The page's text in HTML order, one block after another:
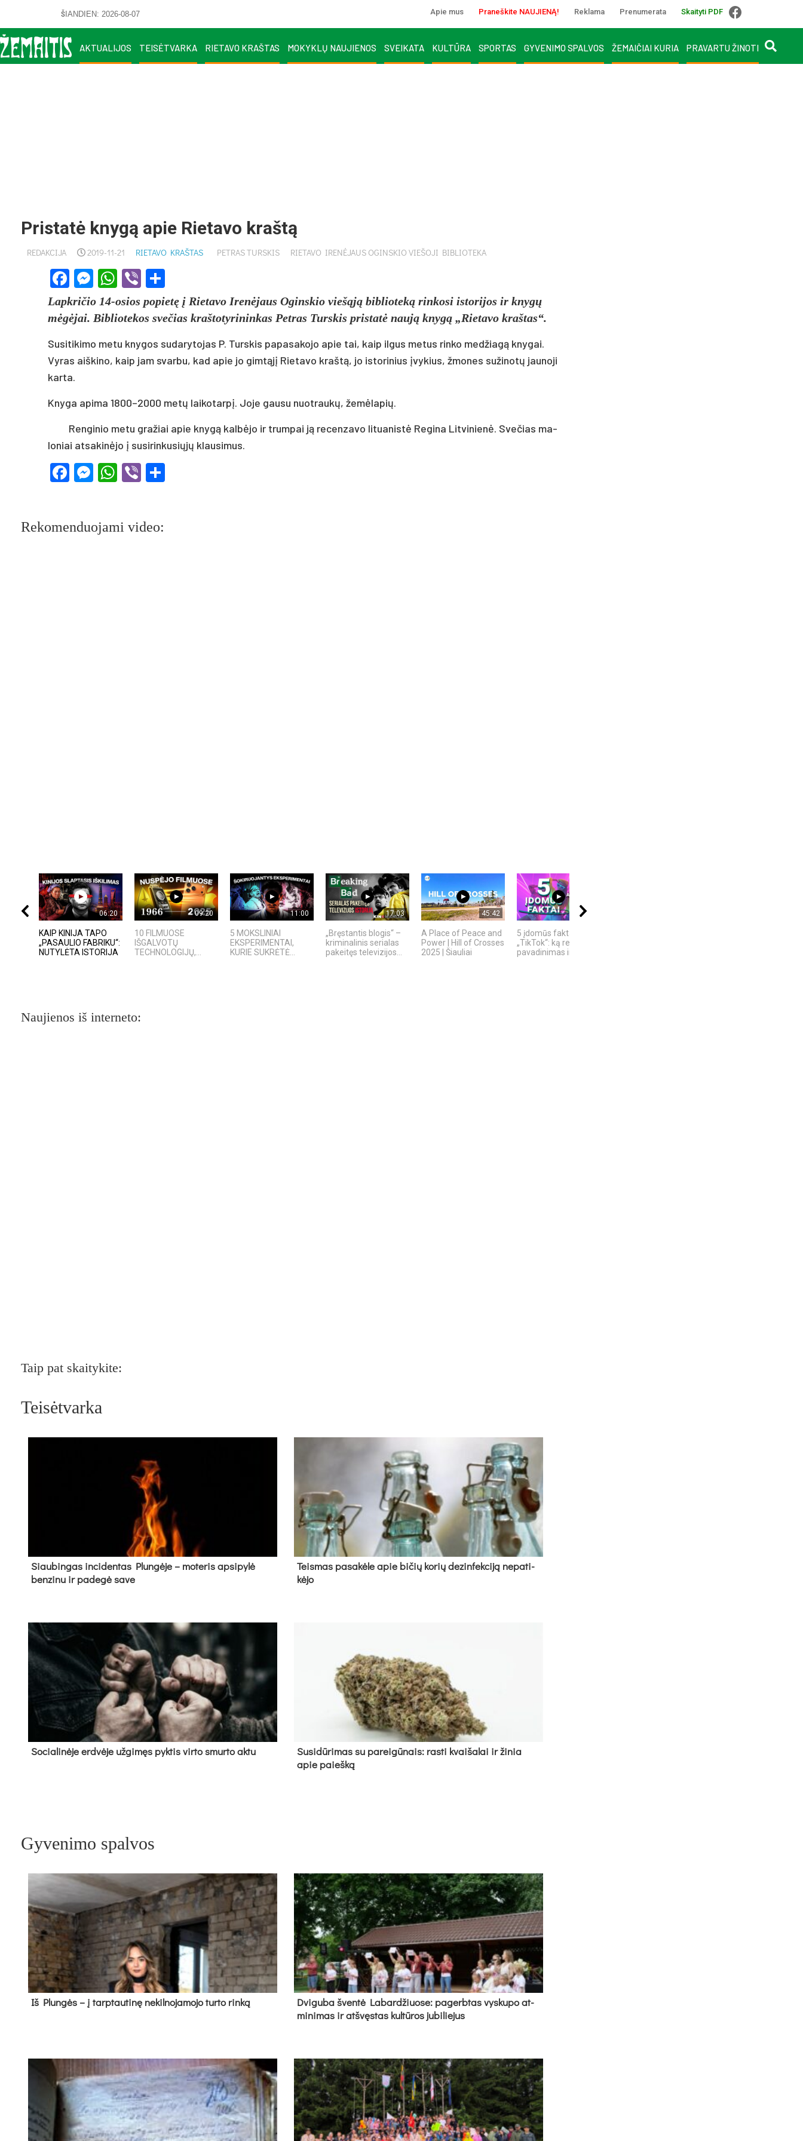
ŠIANDIEN: 2026-08-07 Apie mus Praneškite NAUJIENĄ! Reklama Prenumerata Skaityti PDF
AKTUALIJOS TEISĖTVARKA RIETAVO KRAŠTAS MOKYKLŲ NAUJIENOS SVEIKATA KULTŪRA SPORTAS GYVENIMO SPALVOS ŽEMAIČIAI KURIA PRAVARTU ŽINOTI
Pristatė knygą apie Rietavo kraštą
REDAKCIJA 2019-11-21 RIETAVO KRAŠTAS PETRAS TURSKIS RIETAVO IRENĖJAUS OGINSKIO VIEŠOJI BIBLIOTEKA
Facebook
Messenger
WhatsApp
Viber
Lapk­ri­čio 14-osios po­pie­tę į Rie­ta­vo Ire­nė­jaus Ogins­kio vie­šą­ją bib­lio­te­ką rin­ko­si is­to­ri­jos ir kny­gų
mė­gė­jai. Bib­lio­te­kos sve­čias kraš­to­ty­ri­nin­kas Pet­ras Turs­kis pri­sta­tė nau­ją kny­gą „Rie­ta­vo kraš­tas“.
Su­si­ti­ki­mo me­tu kny­gos su­da­ry­to­jas P. Turs­kis pa­pa­sa­ko­jo apie tai, kaip il­gus me­tus rin­ko me­džia­gą kny­gai.
Vy­ras aiš­ki­no, kaip jam svar­bu, kad apie jo gim­tą­jį Rie­ta­vo kraš­tą, jo is­to­ri­nius įvy­kius, žmo­nes su­ži­no­tų jau­no­ji
kar­ta.
Kny­ga api­ma 1800–2000 me­tų lai­ko­tar­pį. Jo­je gau­su nuo­trau­kų, že­mė­la­pių.
Ren­gi­nio me­tu gra­žiai apie kny­gą kal­bė­jo ir trum­pai ją re­cen­za­vo li­tua­nis­tė Re­gi­na Lit­vi­nie­nė. Sve­čias ma­
lo­niai at­sa­ki­nė­jo į su­si­rin­ku­sių­jų klau­si­mus.
Facebook
Messenger
WhatsApp
Viber
Rekomenduojami video:
06:20
KAIP KINIJA TAPO
„PASAULIO FABRIKU“:
NUTYLĖTA ISTORIJA
09:20
10 FILMUOSE
IŠGALVOTŲ
TECHNOLOGIJŲ,...
11:00
5 MOKSLINIAI
EKSPERIMENTAI,
KURIE SUKRĖTĖ...
17:03
„Bręstantis blogis“ –
kriminalinis serialas
pakeitęs televizijos...
45:42
A Place of Peace and
Power | Hill of Crosses
2025 | Šiauliai
04:13
5 įdomūs faktai apie
„TikTok“: ką reiškia
pavadinimas ir ne tik
Naujienos iš interneto:
Taip pat skaitykite:
Teisėtvarka
Siau­bin­gas in­ci­den­tas Plun­gė­je – mo­te­ris ap­si­py­lė
ben­zi­nu ir pa­de­gė sa­ve
Teis­mas pa­sa­kė­le apie bi­čių ko­rių de­zin­fek­ci­ją ne­pa­ti­
kė­jo
So­cia­li­nė­je erd­vė­je už­gi­męs pyk­tis vir­to smur­to ak­tu
Su­si­dū­ri­mas su pa­rei­gū­nais: ras­ti kvai­ša­lai ir ži­nia
apie paieš­ką
Gyvenimo spalvos
Iš Plungės – į tarptautinę nekilnojamojo turto rinką
Dvi­gu­ba šven­tė La­bar­džiuo­se: pa­gerb­tas vys­ku­po at­
mi­ni­mas ir at­švęs­tas kul­tū­ros ju­bi­lie­jus